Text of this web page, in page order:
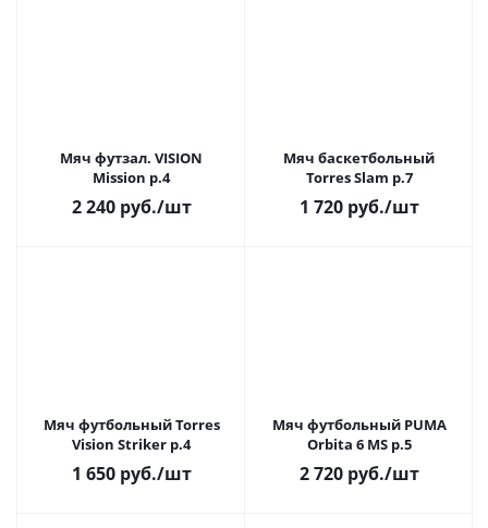
Мяч футзал. VISION
Mission р.4
2 240руб./шт
Мяч баскетбольный
Torres Slam р.7
1 720руб./шт
Мяч футбольный Torres
Vision Striker р.4
1 650руб./шт
Мяч футбольный PUMA
Orbita 6 MS р.5
2 720руб./шт